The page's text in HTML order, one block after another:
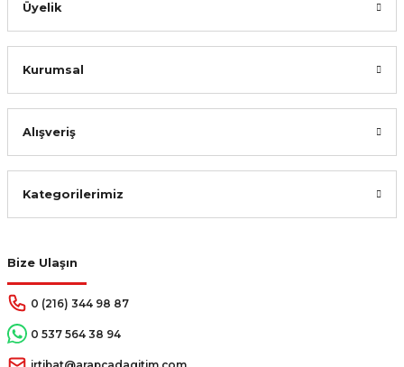
Bize Ulaşın
0 (216) 344 98 87
0 537 564 38 94
irtibat@arapcadagitim.com
Üyelik
Kurumsal
Alışveriş
Kategorilerimiz